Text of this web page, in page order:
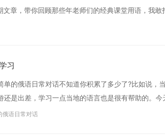
章，带你回顾那些年老师们的经典课堂用语，我敢
习
的俄语日常对话不知道你积累了多少了?比如说，
是出差，学习一点当地的语言也是很有帮助的。今
俄语日常对话